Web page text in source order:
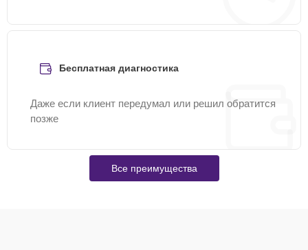
Бесплатная диагностика
Даже если клиент передумал или решил обратится
позже
Все преимущества